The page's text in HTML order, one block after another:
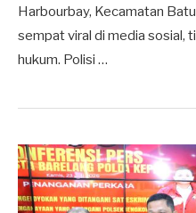
Harbourbay, Kecamatan
sempat viral di media sosial,
hukum. Polisi …